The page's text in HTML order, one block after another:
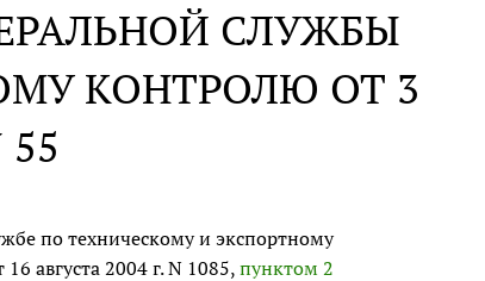
СЛУЖБЫ
КОНТРОЛЮ ОТ 3
по техническому и экспортному
августа 2004 г. N 1085,пунктом 2